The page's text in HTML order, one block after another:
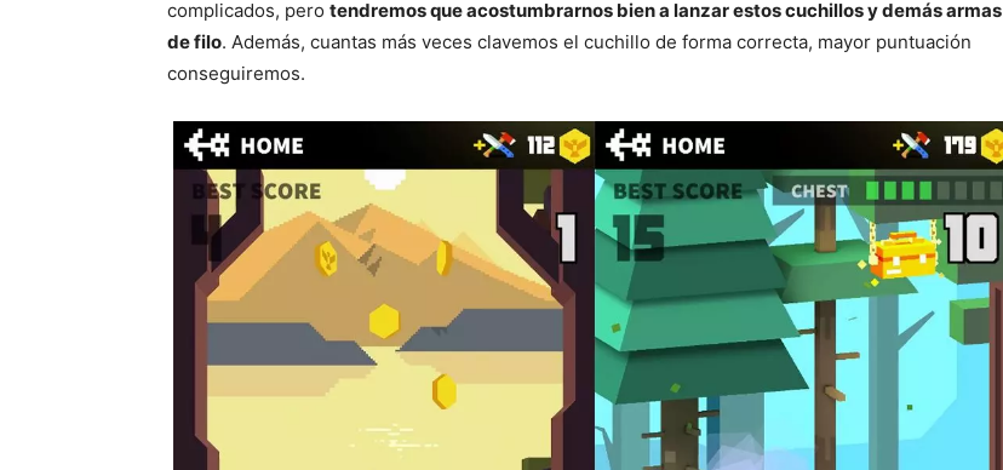
complicados, pero tendremos que acostumbrarnos bien a lanzar estos cuchillos y demás armas
de filo. Además, cuantas más veces clavemos el cuchillo de forma correcta, mayor puntuación
conseguiremos.